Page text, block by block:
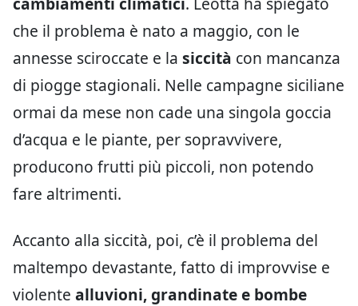
che il problema è nato a maggio, con le
annesse sciroccate e la siccità con mancanza
di piogge stagionali. Nelle campagne siciliane
ormai da mese non cade una singola goccia
d’acqua e le piante, per sopravvivere,
producono frutti più piccoli, non potendo
fare altrimenti.
Accanto alla siccità, poi, c’è il problema del
maltempo devastante, fatto di improvvise e
violente alluvioni, grandinate e bombe